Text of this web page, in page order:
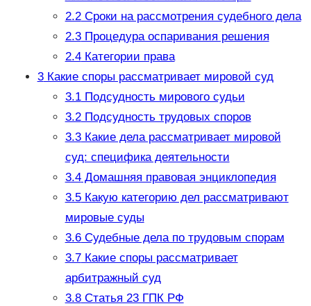
2.2Сроки на рассмотрения судебного дела
2.3Процедура оспаривания решения
2.4Категории права
3Какие споры рассматривает мировой суд
3.1Подсудность мирового судьи
3.2Подсудность трудовых споров
3.3Какие дела рассматривает мировой
суд: специфика деятельности
3.4Домашняя правовая энциклопедия
3.5Какую категорию дел рассматривают
мировые суды
3.6Судебные дела по трудовым спорам
3.7Какие споры рассматривает
арбитражный суд
3.8Статья 23 ГПК РФ